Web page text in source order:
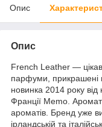
Опис
Опис
French Leather —
парфуми,
новинка 2014 року
Франції Memo.
ароматів. Бренд уже
ірландській та